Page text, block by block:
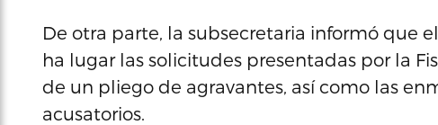
De otra parte, la subsecretaria informó que
ha lugar las solicitudes presentadas por la
de un pliego de agravantes, así como las
acusatorios.